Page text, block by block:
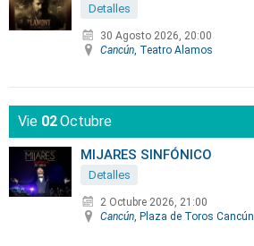
Detalles
30 Agosto 2026, 20:00
Cancún , Teatro Alamos
Vie 02Octubre
MIJARES SINFÓNICO
Detalles
2 Octubre 2026, 21:00
Cancún , Plaza de Toros Cancún